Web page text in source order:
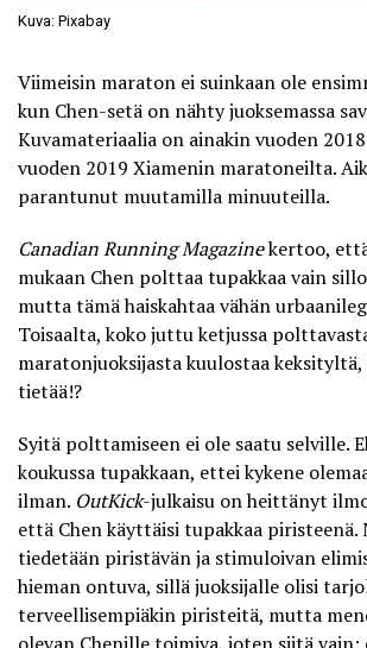
Kuva: Pixabay
Viimeisin maraton ei suinkaan ole
kun Chen-setä on nähty juoksemassa
Kuvamateriaalia on ainakin vuoden
vuoden 2019 Xiamenin maratoneilta.
parantunut muutamilla minuuteilla.
Canadian Running Magazinekertoo,
mukaan Chen polttaa tupakkaa vain
mutta tämä haiskahtaa vähän
Toisaalta, koko juttu ketjussa
maratonjuoksijasta kuulostaa
tietää!?
Syitä polttamiseen ei ole saatu selville.
koukussa tupakkaan, ettei kykene
ilman. OutKick-julkaisu on heittänyt
että Chen käyttäisi tupakkaa piristeenä.
tiedetään piristävän ja stimuloivan
hieman ontuva, sillä juoksijalle olisi
terveellisempiäkin piristeitä, mutta
olevan Chenille toimiva, joten siitä vain;